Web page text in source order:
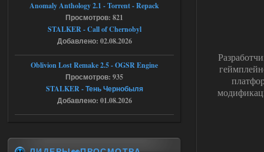
Ответить ➤
05.08.2026
Тайна Зоны - Remaster 2026
патч я установил после
установки мода, да, ладно,
наверное вы правы придется ожидать
Stalker-Mods-Clan-su
Anomaly Anthology 2.1 - Torrent - Repack
Просмотров: 821
STALKER - Call of Chernobyl
Добавлено: 02.08.2026
Oblivion Lost Remake 2.5 - OGSR Engine
Просмотров: 935
STALKER - Тень Чернобыля
Добавлено: 01.08.2026